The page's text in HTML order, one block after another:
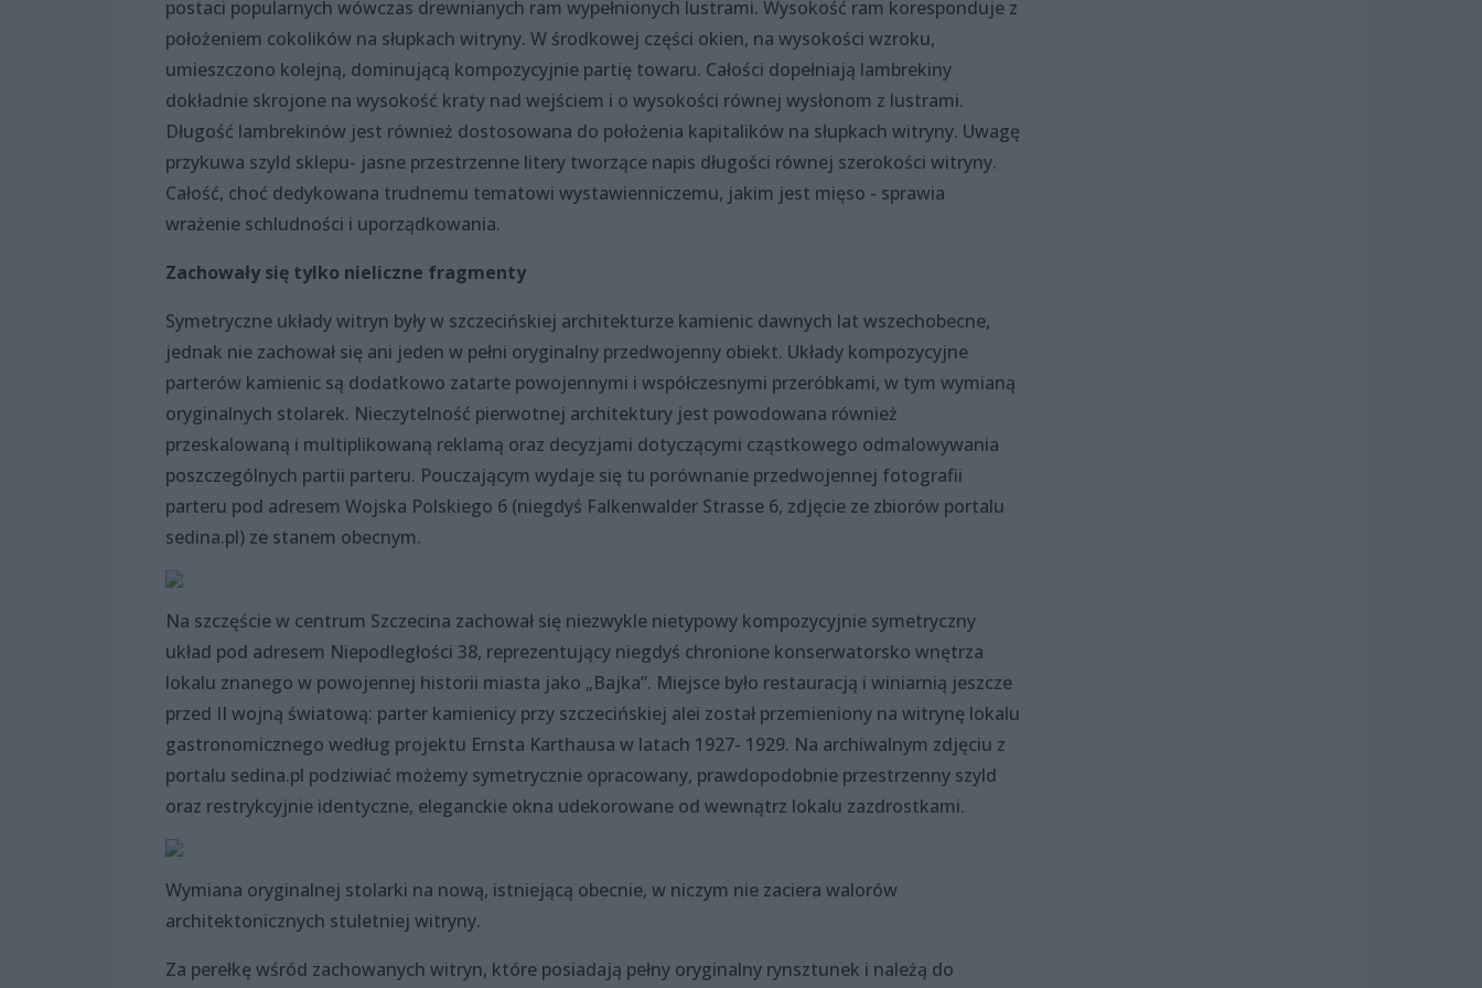
postaci popularnych wówczas drewnianych ram wypełnionych lustrami. Wysokość ram koresponduje z
położeniem cokolików na słupkach witryny. W środkowej części okien, na wysokości wzroku,
umieszczono kolejną, dominującą kompozycyjnie partię towaru. Całości dopełniają lambrekiny
dokładnie skrojone na wysokość kraty nad wejściem i o wysokości równej wysłonom z lustrami.
Długość lambrekinów jest również dostosowana do położenia kapitalików na słupkach witryny. Uwagę
przykuwa szyld sklepu- jasne przestrzenne litery tworzące napis długości równej szerokości witryny.
Całość, choć dedykowana trudnemu tematowi wystawienniczemu, jakim jest mięso - sprawia
wrażenie schludności i uporządkowania.
Zachowały się tylko nieliczne fragmenty
Symetryczne układy witryn były w szczecińskiej architekturze kamienic dawnych lat wszechobecne,
jednak nie zachował się ani jeden w pełni oryginalny przedwojenny obiekt. Układy kompozycyjne
parterów kamienic są dodatkowo zatarte powojennymi i współczesnymi przeróbkami, w tym wymianą
oryginalnych stolarek. Nieczytelność pierwotnej architektury jest powodowana również
przeskalowaną i multiplikowaną reklamą oraz decyzjami dotyczącymi cząstkowego odmalowywania
poszczególnych partii parteru. Pouczającym wydaje się tu porównanie przedwojennej fotografii
parteru pod adresem Wojska Polskiego 6 (niegdyś Falkenwalder Strasse 6, zdjęcie ze zbiorów portalu
sedina.pl) ze stanem obecnym.
Na szczęście w centrum Szczecina zachował się niezwykle nietypowy kompozycyjnie symetryczny
układ pod adresem Niepodległości 38, reprezentujący niegdyś chronione konserwatorsko wnętrza
lokalu znanego w powojennej historii miasta jako „Bajka”. Miejsce było restauracją i winiarnią jeszcze
przed II wojną światową: parter kamienicy przy szczecińskiej alei został przemieniony na witrynę lokalu
gastronomicznego według projektu Ernsta Karthausa w latach 1927- 1929. Na archiwalnym zdjęciu z
portalu sedina.pl podziwiać możemy symetrycznie opracowany, prawdopodobnie przestrzenny szyld
oraz restrykcyjnie identyczne, eleganckie okna udekorowane od wewnątrz lokalu zazdrostkami.
Wymiana oryginalnej stolarki na nową, istniejącą obecnie, w niczym nie zaciera walorów
architektonicznych stuletniej witryny.
Za perełkę wśród zachowanych witryn, które posiadają pełny oryginalny rynsztunek i należą do